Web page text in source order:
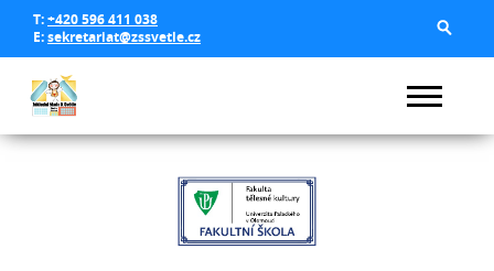
T:+420 596 411 038
E:sekretariat@zssvetle.cz